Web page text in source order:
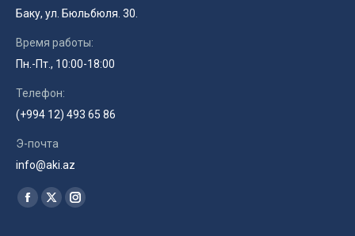
Баку, ул. Бюльбюля. 30.
Время работы:
Пн.-Пт., 10:00-18:00
Телефон:
(+994 12) 493 65 86
Э-почта
info@aki.az
Найдите нас:
Facebook
X
Instagram